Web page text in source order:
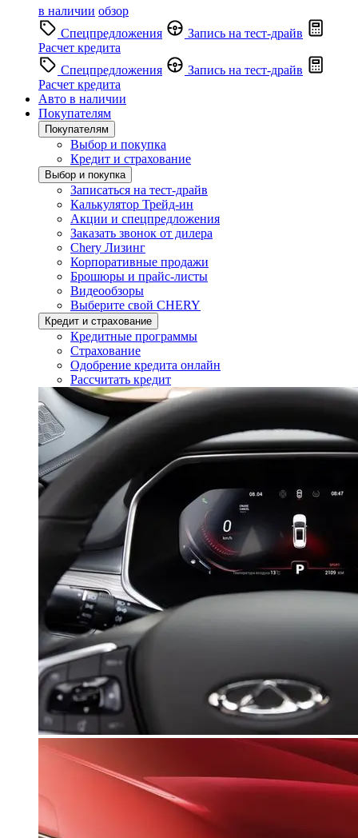
в наличии обзор
Спецпредложения
Запись на тест-драйв
Расчет кредита
Спецпредложения
Запись на тест-драйв
Расчет кредита
Авто в наличии
Покупателям
Покупателям
Выбор и покупка
Кредит и страхование
Выбор и покупка
Записаться на тест-драйв
Калькулятор Трейд-ин
Акции и спецпредложения
Заказать звонок от дилера
Chery Лизинг
Корпоративные продажи
Брошюры и прайс-листы
Видеообзоры
Выберите свой CHERY
Кредит и страхование
Кредитные программы
Страхование
Одобрение кредита онлайн
Рассчитать кредит